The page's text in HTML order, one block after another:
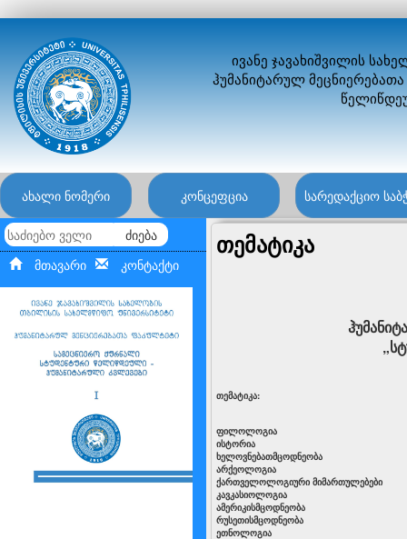
ივანე ჯავახიშვილის
ჰუმანიტარულ
ახალი ნომერი კონცეფცია სარედაქციო
ძიება
მთავარი კონტაქტი
თემატიკა
თემატიკა:
ფილოლოგია
ისტორია
ხელოვნებათმცოდნეობა
არქეოლოგია
ქართველოლოგიური მიმართულებები
კავკასიოლოგია
ამერიკისმცოდნეობა
რუსეთისმცოდნეობა
ეთნოლოგია